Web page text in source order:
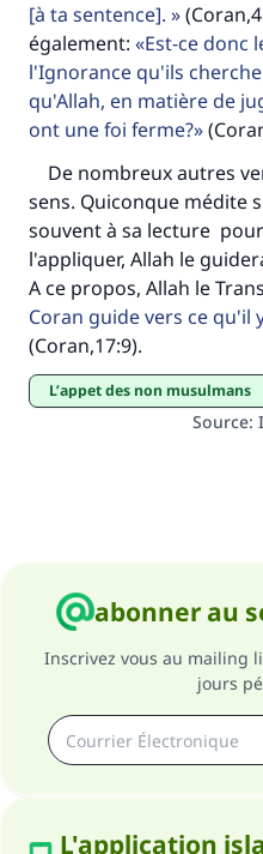
[à ta sentence].
également:
Est-ce donc
l'Ignorance qu'ils
qu'Allah, en matière de
ont une foi ferme?
De nombreux autres
sens. Quiconque médite
souvent à sa lecture
l'appliquer, Allah le
A ce propos, Allah le
Coran guide vers ce qu'il
(Coran,17:9).
L’appet des non musulmans
Source:
abonner au
Inscrivez vous au mailing
jours
L'application